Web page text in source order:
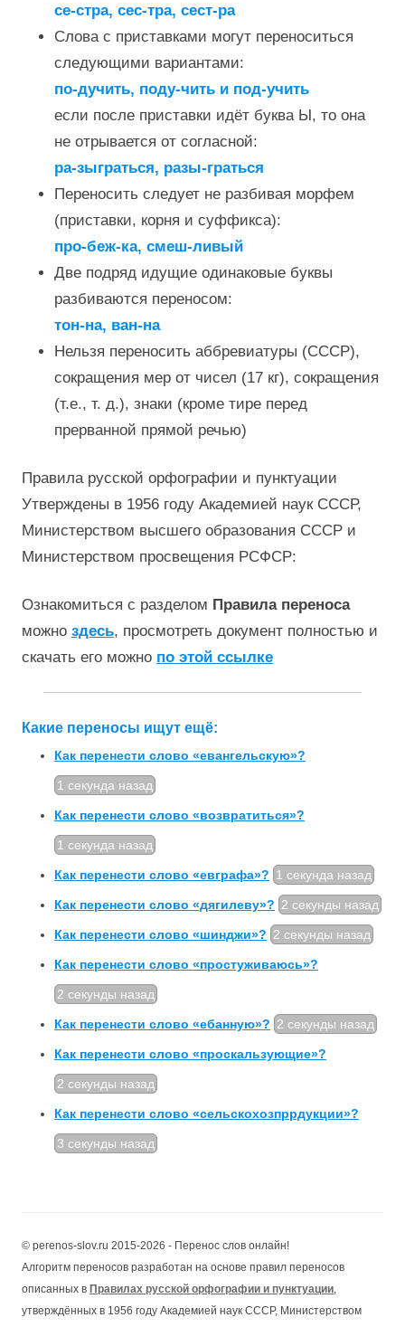
се-стра, сес-тра, сест-ра
Слова с приставками могут переноситься
следующими вариантами:
по-дучить, поду-чить и под-учить
если после приставки идёт буква Ы, то она
не отрывается от согласной:
ра-зыграться, разы-граться
Переносить следует не разбивая морфем
(приставки, корня и суффикса):
про-беж-ка, смеш-ливый
Две подряд идущие одинаковые буквы
разбиваются переносом:
тон-на, ван-на
Нельзя переносить аббревиатуры (СССР),
сокращения мер от чисел (17 кг), сокращения
(т.е., т. д.), знаки (кроме тире перед
прерванной прямой речью)
Правила русской орфографии и пунктуации
Утверждены в 1956 году Академией наук СССР,
Министерством высшего образования СССР и
Министерством просвещения РСФСР:
Ознакомиться с разделом Правила переноса
можно здесь, просмотреть документ полностью и
скачать его можно по этой ссылке
Какие переносы ищут ещё:
Как перенести слово «евангельскую»?
1 секунда назад
Как перенести слово «возвратиться»?
1 секунда назад
Как перенести слово «евграфа»? 1 секунда назад
Как перенести слово «дягилеву»? 2 секунды назад
Как перенести слово «шинджи»? 2 секунды назад
Как перенести слово «простуживаюсь»?
2 секунды назад
Как перенести слово «ебанную»? 2 секунды назад
Как перенести слово «проскальзующие»?
2 секунды назад
Как перенести слово «сельскохозпррдукции»?
3 секунды назад
© perenos-slov.ru 2015-2026 - Перенос слов онлайн!
Алгоритм переносов разработан на основе правил переносов
описанных в Правилах русской орфографии и пунктуации,
утверждённых в 1956 году Академией наук СССР, Министерством